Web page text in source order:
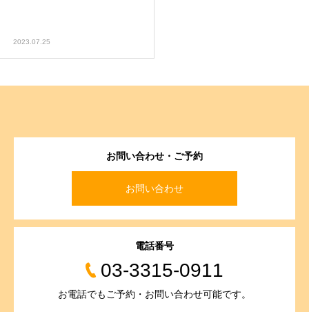
2023.07.25
お問い合わせ・ご予約
お問い合わせ
電話番号
03-3315-0911
お電話でもご予約・お問い合わせ可能です。